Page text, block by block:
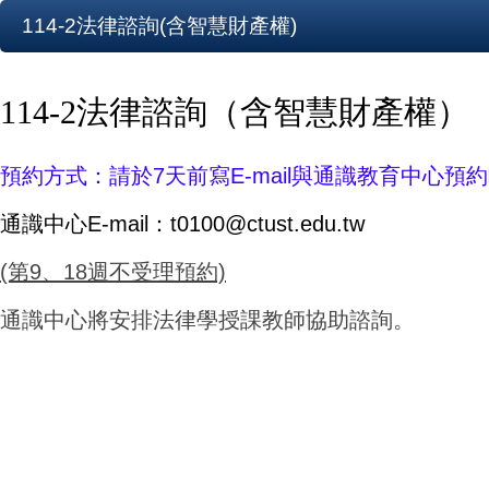
114-2法律諮詢(含智慧財產權)
114-2法律諮詢（含智慧財產權）
預約方式： 請於7天前寫E-mail與通識教育中心預
通識中心E-mail： t0100@ctust.edu.tw
(第9、18週不受理預約)
通識中心將安排法律學授課教師協助諮詢。